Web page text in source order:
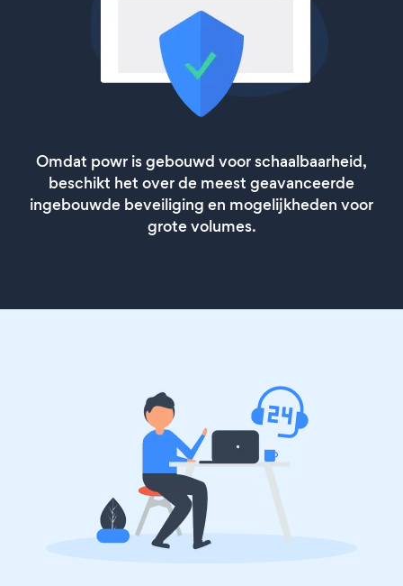
Omdat powr is gebouwd voor schaalbaarheid,
beschikt het over de meest geavanceerde
ingebouwde beveiliging en mogelijkheden voor
grote volumes.